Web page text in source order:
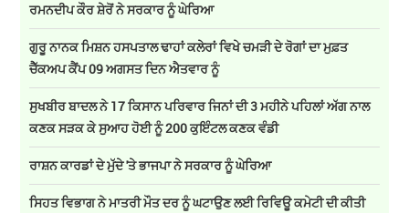
ਰਮਨਦੀਪ ਕੌਰ ਸ਼ੇਰੋਂ ਨੇ ਸਰਕਾਰ ਨੂੰ ਘੇਰਿਆ
ਗੁਰੂ ਨਾਨਕ ਮਿਸ਼ਨ ਹਸਪਤਾਲ ਢਾਹਾਂ ਕਲੇਰਾਂ ਵਿਖੇ ਚਮੜੀ ਦੇ ਰੋਗਾਂ ਦਾ ਮੁਫ਼ਤ
ਚੈੱਕਅਪ ਕੈਂਪ 09 ਅਗਸਤ ਦਿਨ ਐਤਵਾਰ ਨੂੰ
ਸੁਖਬੀਰ ਬਾਦਲ ਨੇ 17 ਕਿਸਾਨ ਪਰਿਵਾਰ ਜਿਨਾਂ ਦੀ 3 ਮਹੀਨੇ ਪਹਿਲਾਂ ਅੱਗ ਨਾਲ
ਕਣਕ ਸੜਕ ਕੇ ਸੁਆਹ ਹੋਈ ਨੂੰ 200 ਕੁਇੰਟਲ ਕਣਕ ਵੰਡੀ
ਰਾਸ਼ਨ ਕਾਰਡਾਂ ਦੇ ਮੁੱਦੇ 'ਤੇ ਭਾਜਪਾ ਨੇ ਸਰਕਾਰ ਨੂੰ ਘੇਰਿਆ
ਸਿਹਤ ਵਿਭਾਗ ਨੇ ਮਾਤਰੀ ਮੌਤ ਦਰ ਨੂੰ ਘਟਾਉਣ ਲਈ ਰਿਵਿਊ ਕਮੇਟੀ ਦੀ ਕੀਤੀ